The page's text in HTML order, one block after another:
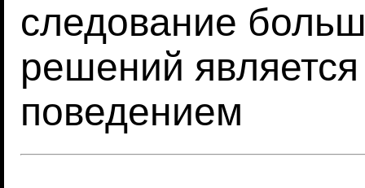
следование
решений
поведением